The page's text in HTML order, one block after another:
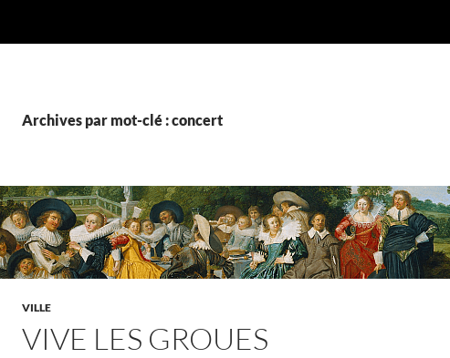
Archives par mot-clé : concert
VILLE
VIVE LES GROUES